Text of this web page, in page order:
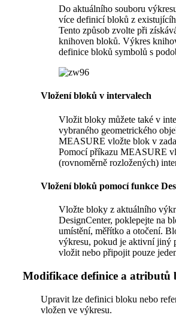
Do aktuálního souboru
více definicí bloků z
Tento způsob zvolte při
knihoven bloků. Výkres
definice bloků symbolů s
Vložení bloků v intervalech
Vložit bloky můžete také v
vybraného geometrického
MEASURE vložte blok v
Pomocí příkazu MEASURE
(rovnoměrně rozložených)
Vložení bloků pomocí funkce
Vložte bloky z aktuálního
DesignCenter, poklepejte na
umístění, měřítko a otočení.
výkresu, pokud je aktivní jiný
vložit nebo připojit pouze
Modifikace definice a atributů
Upravit lze definici bloku nebo
vložen ve výkresu.